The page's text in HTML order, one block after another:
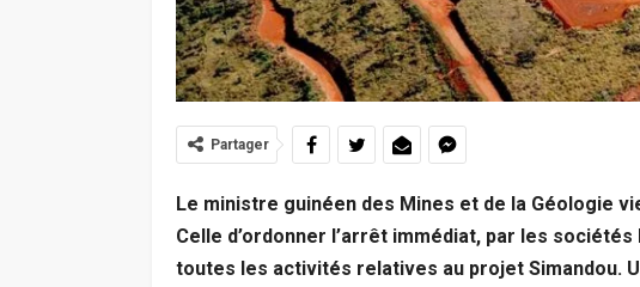
Partager
Le ministre guinéen des Mines et de la Géologie
Celle d’ordonner l’arrêt immédiat, par les
toutes les activités relatives au projet Simandou.